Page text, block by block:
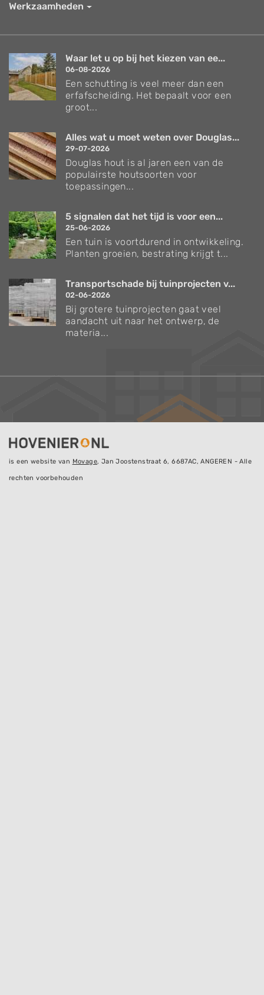
Werkzaamheden
Waar let u op bij het kiezen van ee...
06-08-2026
Een schutting is veel meer dan een
erfafscheiding. Het bepaalt voor een
groot...
Alles wat u moet weten over Douglas...
29-07-2026
Douglas hout is al jaren een van de
populairste houtsoorten voor
toepassingen...
5 signalen dat het tijd is voor een...
25-06-2026
Een tuin is voortdurend in ontwikkeling.
Planten groeien, bestrating krijgt t...
Transportschade bij tuinprojecten v...
02-06-2026
Bij grotere tuinprojecten gaat veel
aandacht uit naar het ontwerp, de
materia...
is een website van Movage, Jan Joostenstraat 6, 6687AC, ANGEREN - Alle
rechten voorbehouden